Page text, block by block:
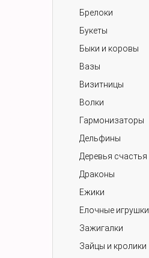
Брелоки
Букеты
Быки и коровы
Вазы
Визитницы
Волки
Гармонизаторы
Дельфины
Деревья счастья
Драконы
Ежики
Елочные игрушки
Зажигалки
Зайцы и кролики